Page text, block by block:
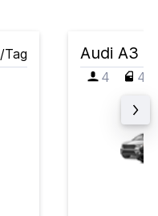
/Tag
Audi A3
4 4